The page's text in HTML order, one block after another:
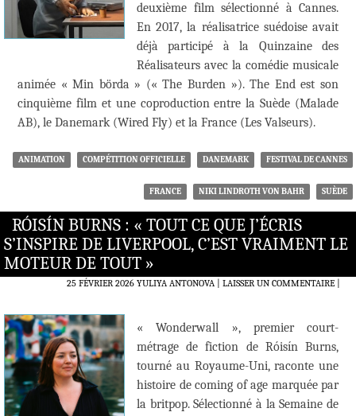
deuxième film sélectionné à Cannes.
En 2017, la réalisatrice suédoise avait
déjà participé à la Quinzaine des
Réalisateurs avec la comédie musicale
animée « Min börda » (« The Burden »). The End est son
cinquième film et une coproduction entre la Suède (Malade
AB), le Danemark (Wired Fly) et la France (Les Valseurs).
ANIMATION COMPÉTITION OFFICIELLE DANEMARK FESTIVAL DE CANNES
FRANCE NIKI LINDROTH VON BAHR SUÈDE
RÓISÍN BURNS : « TOUT CE QUE J’ÉCRIS
S’INSPIRE DE LIVERPOOL, C’EST VRAIMENT LE
MOTEUR DE TOUT »
25 FÉVRIER 2026 YULIYA ANTONOVA LAISSER UN COMMENTAIRE|
« Wonderwall », premier court-
métrage de fiction de Róisín Burns,
tourné au Royaume-Uni, raconte une
histoire de coming of age marquée par
la britpop. Sélectionné à la Semaine de